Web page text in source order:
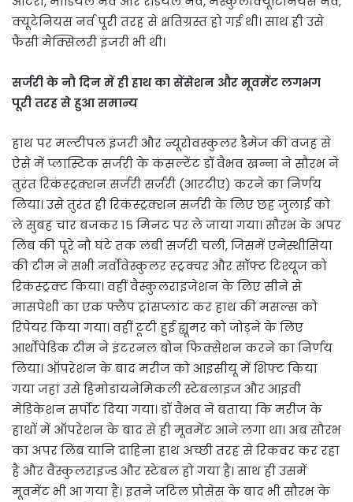
क्यूटेनियस नर्व पूरी तरह से क्षतिग्रस्त हो गई थी। साथ ही उसे
फैंसी मैक्सिलरी इंजरी भी थी।
सर्जरी के नौ दिन में ही हाथ का सेंसेशन और मूवमेंट लगभग
पूरी तरह से हुआ समान्य
हाथ पर मल्टीपल इंजरी और न्यूरोवस्कुलर डैमेज की वजह से
ऐसे में प्लास्टिक सर्जरी के कंसल्टेंट डॉ वैभव खन्ना ने सौरभ ने
तुरंत रिकंस्ट्रक्शन सर्जरी सर्जरी (आरटीए) करने का निर्णय
लिया। उसे तुरंत ही रिकंस्ट्रक्शन सर्जरी के लिए छह जुलाई को
ले सुबह चार बजकर 15 मिनट पर ले जाया गया। सौरभ के अपर
लिंब की पूरे नौ घंटे तक लंबी सर्जरी चली, जिसमें एनेस्थीसिया
की टीम ने सभी नर्वोवेस्कुलर स्ट्रक्चर और सॉफ्ट टिश्यूज को
रिकंस्ट्रक्ट किया। वहीं वैस्कुलराइजेशन के लिए सीने से
मासपेशी का एक फ्लैप ट्रांसप्लांट कर हाथ की मसल्स को
रिपेयर किया गया। वहीं टूटी हुई ह्यूमर को जोड़ने के लिए
आर्थोपेडिक टीम ने इंटरनल बोन फिक्सेशन करने का निर्णय
लिया। ऑपरेशन के बाद मरीज को आइसीयू में शिफ्ट किया
गया जहां उसे हिमोडायनेमिकली स्टेबलाइज और आइवी
मेडिकेशन सर्पोट दिया गया। डॉ वैभव ने बताया कि मरीज के
हाथों में ऑपरेशन के बाद से ही मूवमेंट आने लगा था। अब सौरभ
का अपर लिंब यानि दाहिना हाथ अच्छी तरह से रिकवर कर रहा
है और वैस्कुलराइज्ड और स्टेबल हो गया है। साथ ही उसमें
मूवमेंट भी आ गया है। इतने जटिल प्रोसेस के बाद भी सौरभ के